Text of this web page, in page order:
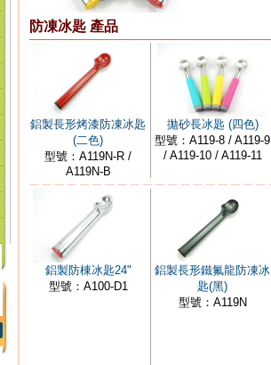
防凍冰匙 產品
鋁製長形烤漆防凍冰匙
(二色)
型號：A119N-R /
A119N-B
拋砂長冰匙 (四色)
型號：A119-8 / A119-9
/ A119-10 / A119-11
鋁製防棟冰匙24"
型號：A100-D1
鋁製長形鐵氟龍防凍冰
匙(黑)
型號：A119N